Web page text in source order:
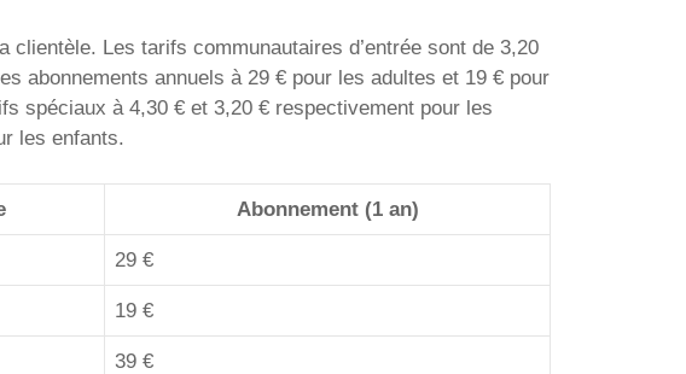
Les tarifs communautaires d’entrée sont de 3,20
abonnements annuels à 29 € pour les adultes et 19 € pour
spéciaux à 4,30 € et 3,20 € respectivement pour les
les enfants.
Abonnement (1 an)
29 €
19 €
39 €